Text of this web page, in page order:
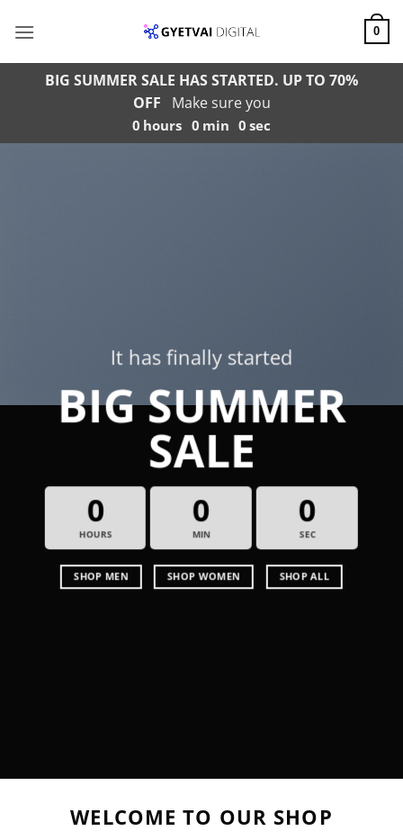
0
BIG SUMMER SALE HAS STARTED. UP TO 70%
OFF Make sure you
0 hours 0 min 0 sec
It has finally started
BIG SUMMER
SALE
0
HOURS
0
MIN
0
SEC
SHOP MEN SHOP WOMEN SHOP ALL
WELCOME TO OUR SHOP